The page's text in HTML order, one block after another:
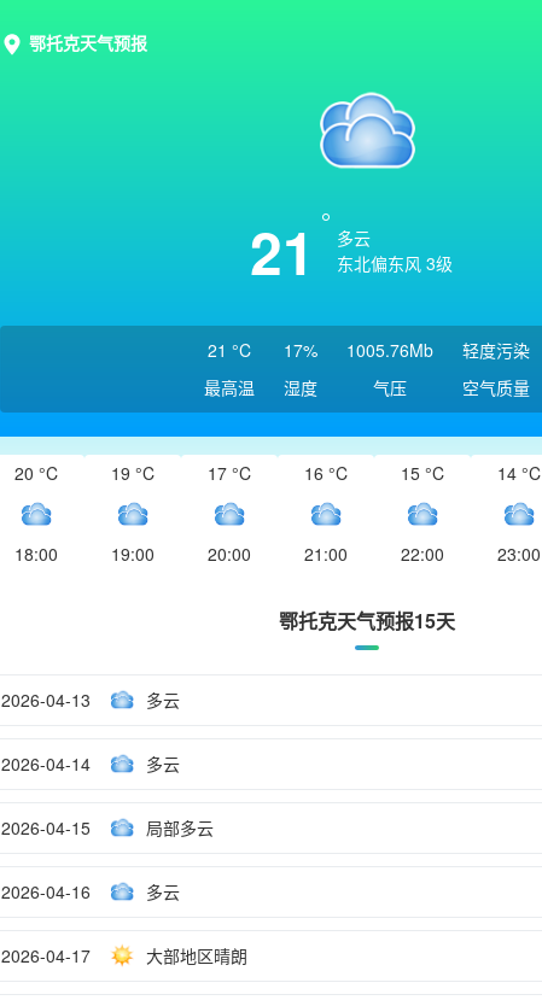
鄂托克天气预报
21
多云
东北偏东风 3级
21 °C
最高温
17%
湿度
1005.76Mb
气压
轻度污染
空气质量
20 °C
18:00
19 °C
19:00
17 °C
20:00
16 °C
21:00
15 °C
22:00
14 °C
23:00
鄂托克天气预报15天
2026-04-13 多云
2026-04-14 多云
2026-04-15 局部多云
2026-04-16 多云
2026-04-17 大部地区晴朗